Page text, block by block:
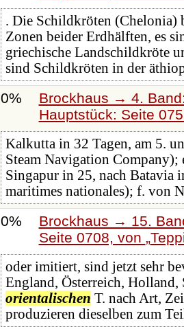
. Die Schildkröten (Chelonia)
Zonen beider Erdhälften, es
griechische Landschildkröte
sind Schildkröten in der
0%
Brockhaus → 4.
Hauptstück: Seite
Kalkutta in 32 Tagen, am 5.
Steam Navigation
Singapur in 25, nach Batavia
maritimes nationales); f. von
0%
Brockhaus → 15.
Seite 0708, von
oder imitiert, sind jetzt sehr
England, Österreich, Holland,
orientalischen T. nach Art,
produzieren dieselben zum